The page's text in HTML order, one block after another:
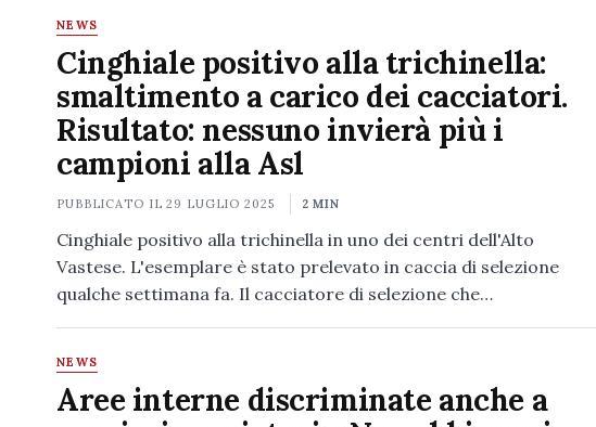
NEWS
Cinghiale positivo alla trichinella:
smaltimento a carico dei cacciatori.
Risultato: nessuno invierà più i
campioni alla Asl
PUBBLICATO IL29 LUGLIO 2025 2 MIN
Cinghiale positivo alla trichinella in uno dei centri dell'Alto
Vastese. L'esemplare è stato prelevato in caccia di selezione
qualche settimana fa. Il cacciatore di selezione che…
NEWS
Aree interne discriminate anche a